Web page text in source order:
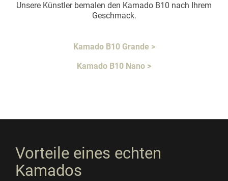
Unsere Künstler bemalen den Kamado B10 nach Ihrem
Geschmack.
Kamado B10 Grande >
Kamado B10 Nano >
Vorteile eines echten
Kamados